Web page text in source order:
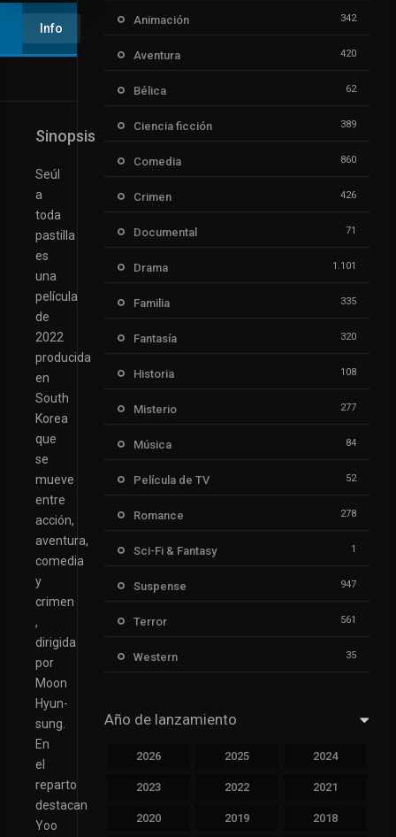
Info
Sinopsis
Seúl
a
toda
pastilla
es
una
película
de
2022
producida
en
South
Korea
que
se
mueve
entre
acción,
aventura,
comedia
y
crimen
,
dirigida
por
Moon
Hyun-
sung.
En
el
reparto
destacan
Yoo
Animación 342
Aventura 420
Bélica 62
Ciencia ficción 389
Comedia 860
Crimen 426
Documental 71
Drama 1.101
Familia 335
Fantasía 320
Historia 108
Misterio 277
Música 84
Película de TV 52
Romance 278
Sci-Fi & Fantasy 1
Suspense 947
Terror 561
Western 35
Año de lanzamiento
2026 2025 2024
2023 2022 2021
2020 2019 2018